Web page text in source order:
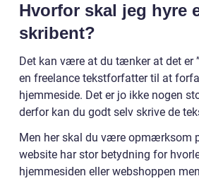
Hvorfor skal jeg hyre
skribent?
Det kan være at du tænker at det er
en freelance tekstforfatter til at
hjemmeside. Det er jo ikke nogen
derfor kan du godt selv skrive de
Men her skal du være opmærksom
website har stor betydning for
hjemmesiden eller webshoppen